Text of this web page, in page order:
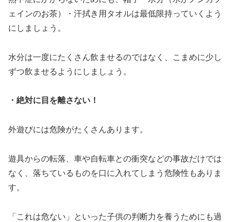
ェインのお茶）・汗拭き用タオルは最低限持っていくよう
にしましょう。
水分は一度にたくさん飲ませるのではなく、こまめに少し
ずつ飲ませるようにしましょう。
・絶対に目を離さない！
外遊びには危険がたくさんあります。
遊具からの転落、車や自転車との衝突などの事故だけでは
なく、落ちているものを口に入れてしまう危険性もありま
す。
「これは危ない」といった子供の判断力を養うためにも過